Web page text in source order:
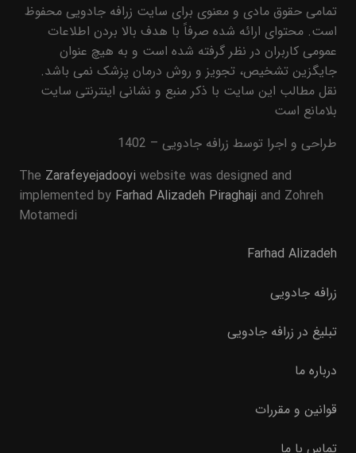
تمامی حقوق مادی و معنوی برای سایت زرافه جادویی محفوظ
است. محتوای ارائه شده صرفاً با هدف بالا بردن اطلاعات
عمومی کاربران در نظر گرفته شده است و به هیچ عنوان
جایگزین تشخیص، تجویز و روش درمان پزشک نمی باشد.
نقل مطالب این سایت با ذکر منبع و نشانی اینترنتی سایت
بلامانع است
طراحی و اجرا توسط زرافه جادویی – 1402
The Zarafeyejadooyi website was designed and
implemented by Farhad Alizadeh Piraghaji and Zohreh
Motamedi
Farhad Alizadeh
زرافه جادویی
تبلیغ در زرافه جادویی
درباره ما
قوانین و مقررات
تماس با ما